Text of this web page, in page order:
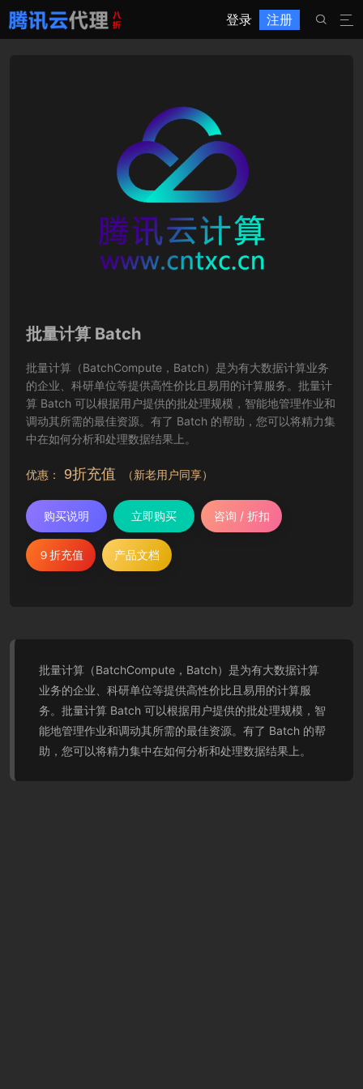
登录 注册 

批量计算 Batch
批量计算（BatchCompute，Batch）是为有大数据计算业务
的企业、科研单位等提供高性价比且易用的计算服务。批量计
算 Batch 可以根据用户提供的批处理规模，智能地管理作业和
调动其所需的最佳资源。有了 Batch 的帮助，您可以将精力集
中在如何分析和处理数据结果上。
优惠： 9折充值 （新老用户同享）
购买说明 立即购买 咨询 / 折扣
９折充值 产品文档
批量计算（BatchCompute，Batch）是为有大数据计算
业务的企业、科研单位等提供高性价比且易用的计算服
务。批量计算 Batch 可以根据用户提供的批处理规模，智
能地管理作业和调动其所需的最佳资源。有了 Batch 的帮
助，您可以将精力集中在如何分析和处理数据结果上。